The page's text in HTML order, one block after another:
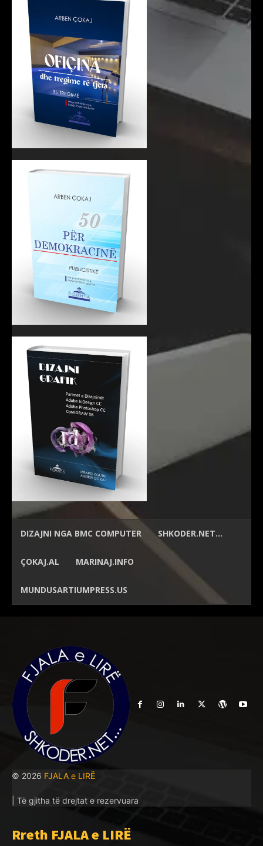
DIZAJNI NGA BMC COMPUTER SHKODER.NET…
ÇOKAJ.AL MARINAJ.INFO
MUNDUSARTIUMPRESS.US
© 2026 FJALA e LIRË
| Të gjitha të drejtat e rezervuara
Rreth FJALA e LIRË